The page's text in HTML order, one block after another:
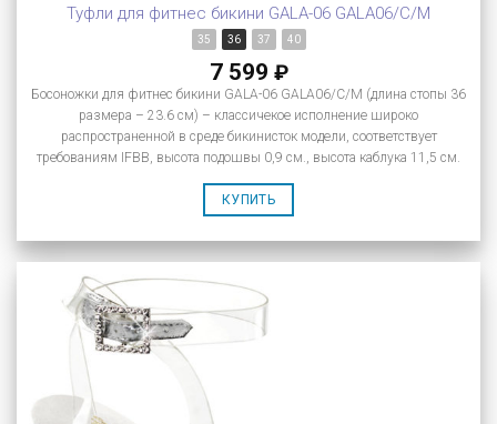
Туфли для фитнес бикини GALA-06 GALA06/C/M
35 36 37 40
7 599 ₽
Босоножки для фитнес бикини GALA-06 GALA06/C/M (длина стопы 36
размера – 23.6 см) – классичекое исполнение широко
распространенной в среде бикинисток модели, соответствует
требованиям IFBB, высота подошвы 0,9 см., высота каблука 11,5 см.
КУПИТЬ